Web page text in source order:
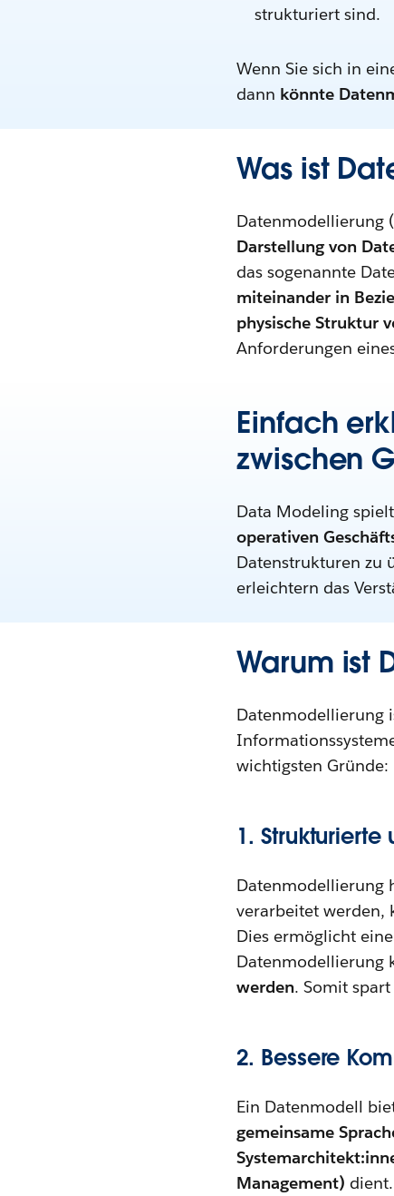
strukturiert sind.
Wenn Sie sich in
dann könnte
Was ist
Datenmodellierung
Darstellung von
das sogenannte
miteinander in
physische Struktur
Anforderungen
Einfach
zwischen
Data Modeling
operativen
Datenstrukturen zu
erleichtern das
Warum ist
Datenmodellierung
wichtigsten Gründe:
1.
Datenmodellierung
verarbeitet werden,
Dies ermöglicht
Datenmodellierung
werden. Somit
2. Bessere
Ein Datenmodell
gemeinsame
Management)